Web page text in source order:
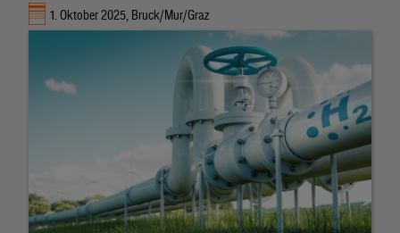
1. Oktober 2025, Bruck/Mur/Graz